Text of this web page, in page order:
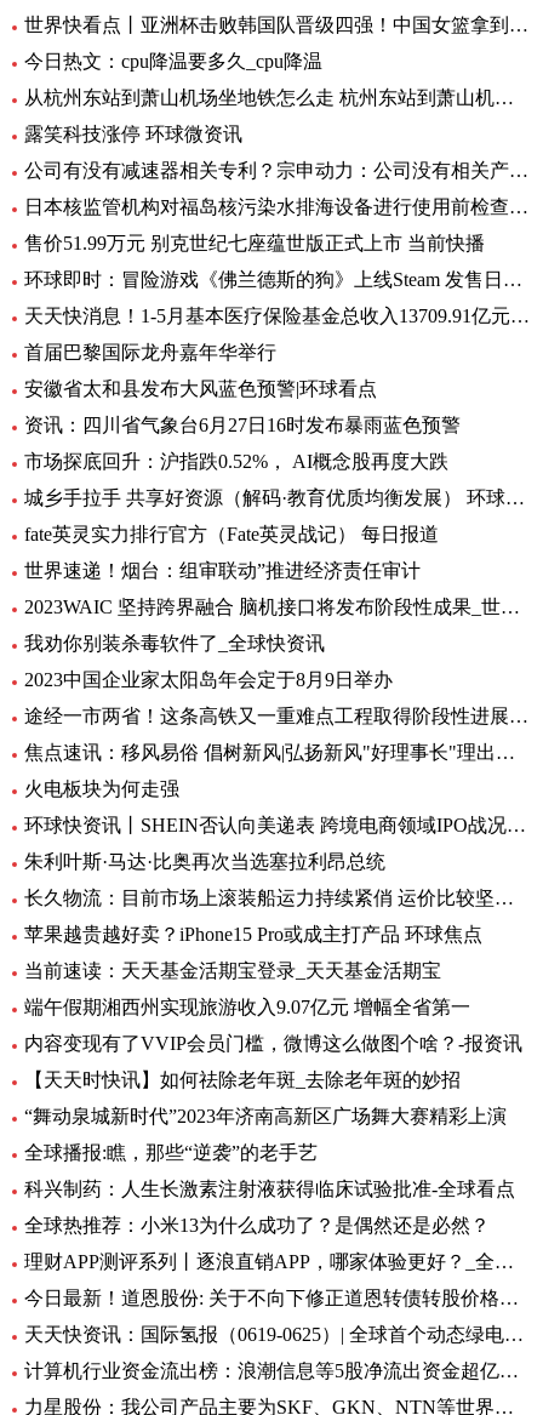
世界快看点丨亚洲杯击败韩国队晋级四强！中国女篮拿到世界杯及奥运资格赛席位
今日热文：cpu降温要多久_cpu降温
从杭州东站到萧山机场坐地铁怎么走 杭州东站到萧山机场有地铁 环球要闻
露笑科技涨停 环球微资讯
公司有没有减速器相关专利？宗申动力：公司没有相关产品以及专利
日本核监管机构对福岛核污染水排海设备进行使用前检查_速递
售价51.99万元 别克世纪七座蕴世版正式上市 当前快播
环球即时：冒险游戏《佛兰德斯的狗》上线Steam 发售日期待定
天天快消息！1-5月基本医疗保险基金总收入13709.91亿元，同比增长8.2%
首届巴黎国际龙舟嘉年华举行
安徽省太和县发布大风蓝色预警|环球看点
资讯：四川省气象台6月27日16时发布暴雨蓝色预警
市场探底回升：沪指跌0.52%， AI概念股再度大跌
城乡手拉手 共享好资源（解码·教育优质均衡发展） 环球通讯
fate英灵实力排行官方（Fate英灵战记） 每日报道
世界速递！烟台：组审联动”推进经济责任审计
2023WAIC 坚持跨界融合 脑机接口将发布阶段性成果_世界热讯
我劝你别装杀毒软件了_全球快资讯
2023中国企业家太阳岛年会定于8月9日举办
途经一市两省！这条高铁又一重难点工程取得阶段性进展_前沿热点
焦点速讯：移风易俗 倡树新风|弘扬新风"好理事长"理出乡村新风尚
火电板块为何走强
环球快资讯丨SHEIN否认向美递表 跨境电商领域IPO战况如何？
朱利叶斯·马达·比奥再次当选塞拉利昂总统
长久物流：目前市场上滚装船运力持续紧俏 运价比较坚挺-当前速看
苹果越贵越好卖？iPhone15 Pro或成主打产品 环球焦点
当前速读：天天基金活期宝登录_天天基金活期宝
端午假期湘西州实现旅游收入9.07亿元 增幅全省第一
内容变现有了VVIP会员门槛，微博这么做图个啥？-报资讯
【天天时快讯】如何祛除老年斑_去除老年斑的妙招
“舞动泉城新时代”2023年济南高新区广场舞大赛精彩上演
全球播报:瞧，那些“逆袭”的老手艺
科兴制药：人生长激素注射液获得临床试验批准-全球看点
全球热推荐：小米13为什么成功了？是偶然还是必然？
理财APP测评系列丨逐浪直销APP，哪家体验更好？_全球今亮点
今日最新！道恩股份: 关于不向下修正道恩转债转股价格的公告
天天快资讯：国际氢报（0619-0625）| 全球首个动态绿电制氨工厂初具规模；MTU开发液氢航空燃料电池技术；道达尔致力于绿氢炼油……
计算机行业资金流出榜：浪潮信息等5股净流出资金超亿元_世界热文
力星股份：我公司产品主要为SKF、GKN、NTN等世界著名的轴承公司配套 全球热点评